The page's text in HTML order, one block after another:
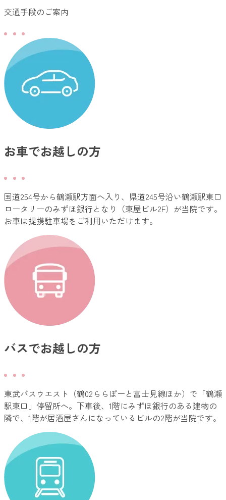
交通手段のご案内
お車でお越しの方
国道254号から鶴瀬駅方面へ入り、県道245号沿い鶴瀬駅東口
ロータリーのみずほ銀行となり（東屋ビル2F）が当院です。
お車は提携駐車場をご利用いただけます。
バスでお越しの方
東武バスウエスト（鶴02ららぽーと富士見線ほか）で「鶴瀬
駅東口」停留所へ。下車後、1階にみずほ銀行のある建物の
隣で、1階が居酒屋さんになっているビルの2階が当院です。